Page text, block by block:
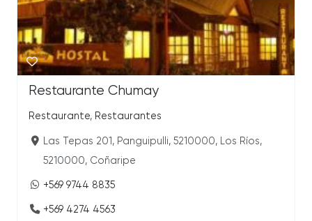
Restaurante Chumay
Restaurante, Restaurantes
Las Tepas 201, Panguipulli, 5210000, Los Ríos,
5210000, Coñaripe
+569 9744 8835
+569 4274 4563